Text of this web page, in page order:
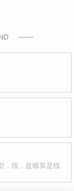
，线，盘螺算是线